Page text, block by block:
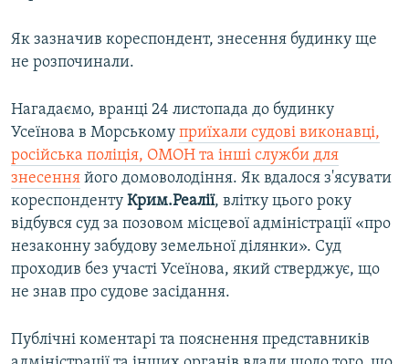
Як зазначив кореспондент, знесення будинку ще
не розпочинали.
Нагадаємо, вранці 24 листопада до будинку
Усеїнова в Морському приїхали судові виконавці,
російська поліція, ОМОН та інші служби для
знесення його домоволодіння. Як вдалося з'ясувати
кореспонденту Крим.Реалії, влітку цього року
відбувся суд за позовом місцевої адміністрації «про
незаконну забудову земельної ділянки». Суд
проходив без участі Усеїнова, який стверджує, що
не знав про судове засідання.
Публічні коментарі та пояснення представників